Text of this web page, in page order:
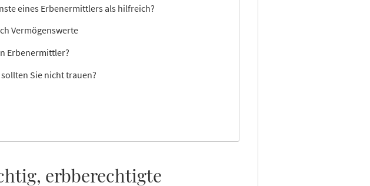
eines Erbenermittlers als hilfreich?
Vermögenswerte
Erbenermittler?
Sie nicht trauen?
erbberechtigte